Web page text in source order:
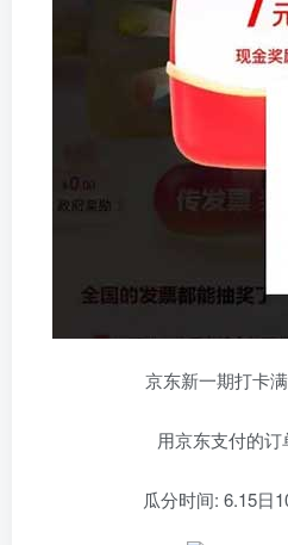
京东新一期打卡
用京东支付的
瓜分时间: 6.15日